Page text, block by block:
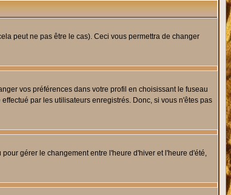
peut ne pas être le cas). Ceci vous permettra de changer
vos préférences dans votre profil en choisissant le fuseau
par les utilisateurs enregistrés. Donc, si vous n'êtes pas
gérer le changement entre l'heure d'hiver et l'heure d'été,